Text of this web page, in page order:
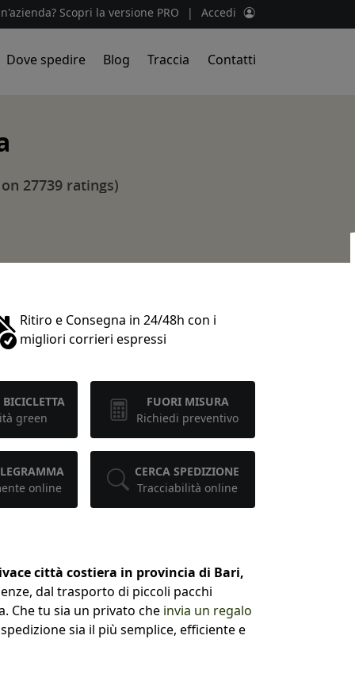
Scopri la versione PRO | Accedi
Dove spedire Blog Traccia Contatti
27739 ratings)
Ritiro e Consegna in 24/48h con i
migliori corrieri espressi
green
FUORI MISURA
Richiedi preventivo
online
CERCA SPEDIZIONE
Tracciabilità online
città costiera in provincia di Bari,
dal trasporto di piccoli pacchi
Che tu sia un privato che invia un regalo
sia il più semplice, efficiente e